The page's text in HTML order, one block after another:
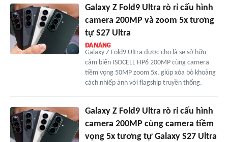
Galaxy Z Fold9 Ultra rò rỉ cấu hình
camera 200MP và zoom 5x tương
tự S27 Ultra
Galaxy Z Fold9 Ultra được cho là sẽ sở hữu
cảm biến ISOCELL HP6 200MP cùng camera
tiềm vọng 50MP zoom 5x, giúp xóa bỏ khoảng
cách nhiếp ảnh với flagship truyền thống.
Galaxy Z Fold9 Ultra rò rỉ cấu hình
camera 200MP cùng camera tiềm
vọng 5x tương tự Galaxy S27 Ultra